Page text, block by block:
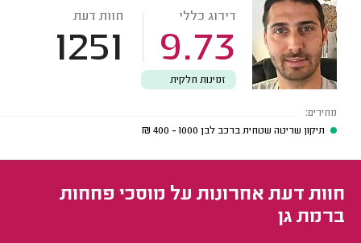
דירוג כללי
9.73
חוות דעת
1251
זמינות חלקית
מחירים:
תיקון שריטה שטחית ברכב לבן 1000 - 400
₪
חוות דעת אחרונות על מוסכי פחחות
ברמת גן